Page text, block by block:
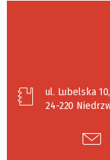
ul. Lubelska 10,
24-220